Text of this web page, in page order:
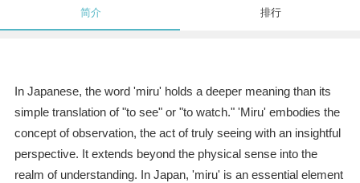
简介 排行
In Japanese, the word 'miru' holds a deeper meaning than its
simple translation of "to see" or "to watch." 'Miru' embodies the
concept of observation, the act of truly seeing with an insightful
perspective. It extends beyond the physical sense into the
realm of understanding. In Japan, 'miru' is an essential element